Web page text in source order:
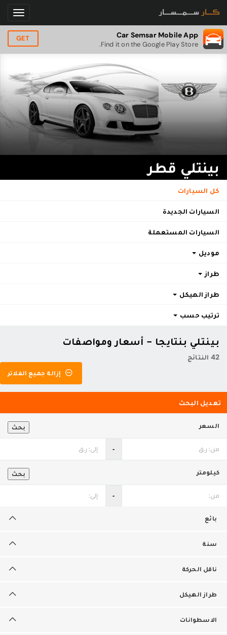
Car Semsar Mobile App
Find it on the Google Play Store.
GET
بينتلي قطر
كل السيارات
السيارات الجديدة
السيارات المستعملة
موديل
طراز
طراز الهيكل
ترتيب حسب
بينتلي بنتايجا - أسعار ومواصفات
42 النتائج
إزالة جميع الفلاتر
تعديل البحث
بحث السعر
‐
بحث كيلومتر
‐
بائع
سنة
ناقل الحركة
طراز الهيكل
الاسطوانات